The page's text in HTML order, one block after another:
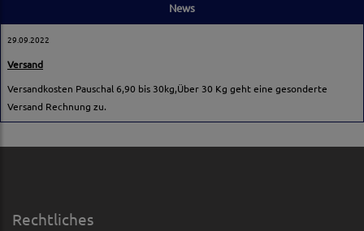
News
29.09.2022
Versand
Versandkosten Pauschal 6,90 bis 30kg,Über 30 Kg geht eine gesonderte
Versand Rechnung zu.
Rechtliches